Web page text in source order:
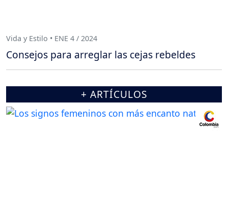
Vida y Estilo • ENE 4 / 2024
Consejos para arreglar las cejas rebeldes
+ ARTÍCULOS